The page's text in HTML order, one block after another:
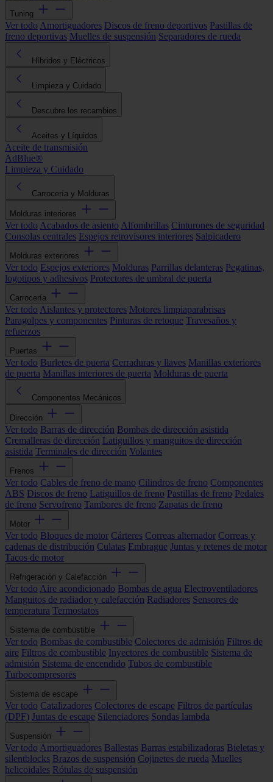
Tuning
Ver todo Amortiguadores Discos de freno deportivos Pastillas de
freno deportivas Muelles de suspensión Separadores de rueda
Híbridos y Eléctricos
Limpieza y Cuidado
Descubre los recambios
Aceites y Líquidos
Aceite de transmisión
AdBlue®
Limpieza y Cuidado
Carrocería y Molduras
Molduras interiores
Ver todo Acabados de asiento Alfombrillas Cinturones de seguridad
Consolas centrales Espejos retrovisores interiores Salpicadero
Molduras exteriores
Ver todo Espejos exteriores Molduras Parrillas delanteras Pegatinas,
logotipos y adhesivos Protectores de umbral de puerta
Carrocería
Ver todo Aislantes y protectores Motores limpiaparabrisas
Paragolpes y componentes Pinturas de retoque Travesaños y
refuerzos
Puertas
Ver todo Burletes de puerta Cerraduras y llaves Manillas exteriores
de puerta Manillas interiores de puerta Molduras de puerta
Componentes Mecánicos
Dirección
Ver todo Barras de dirección Bombas de dirección asistida
Cremalleras de dirección Latiguillos y manguitos de dirección
asistida Terminales de dirección Volantes
Frenos
Ver todo Cables de freno de mano Cilindros de freno Componentes
ABS Discos de freno Latiguillos de freno Pastillas de freno Pedales
de freno Servofreno Tambores de freno Zapatas de freno
Motor
Ver todo Bloques de motor Cárteres Correas alternador Correas y
cadenas de distribución Culatas Embrague Juntas y retenes de motor
Tacos de motor
Refrigeración y Calefacción
Ver todo Aire acondicionado Bombas de agua Electroventiladores
Manguitos de radiador y calefacción Radiadores Sensores de
temperatura Termostatos
Sistema de combustible
Ver todo Bombas de combustible Colectores de admisión Filtros de
aire Filtros de combustible Inyectores de combustible Sistema de
admisión Sistema de encendido Tubos de combustible
Turbocompresores
Sistema de escape
Ver todo Catalizadores Colectores de escape Filtros de partículas
(DPF) Juntas de escape Silenciadores Sondas lambda
Suspensión
Ver todo Amortiguadores Ballestas Barras estabilizadoras Bieletas y
silentblocks Brazos de suspensión Cojinetes de rueda Muelles
helicoidales Rótulas de suspensión